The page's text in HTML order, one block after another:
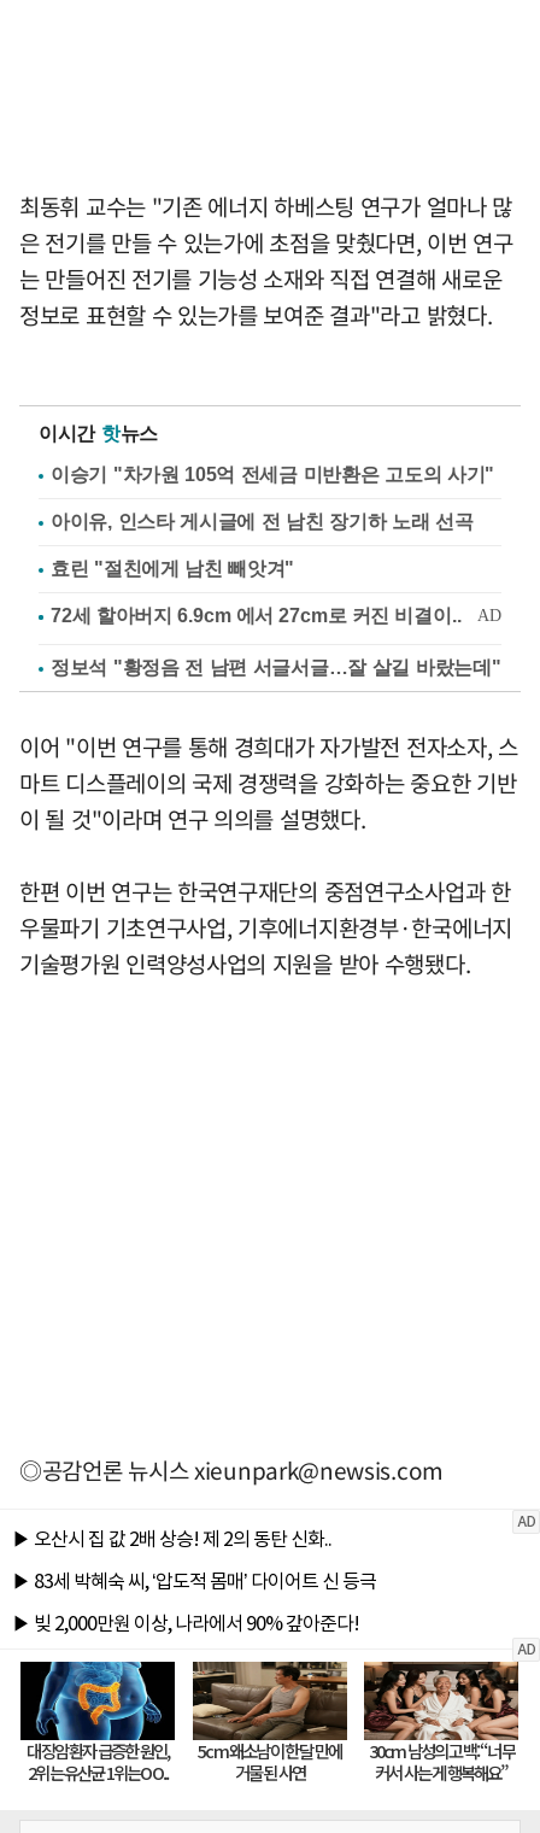
최동휘 교수는 "기존 에너지 하베스팅 연구가 얼마나 많
은 전기를 만들 수 있는가에 초점을 맞췄다면, 이번 연구
는 만들어진 전기를 기능성 소재와 직접 연결해 새로운
정보로 표현할 수 있는가를 보여준 결과"라고 밝혔다.
이시간 핫뉴스
이승기 "차가원 105억 전세금 미반환은 고도의 사기"
아이유, 인스타 게시글에 전 남친 장기하 노래 선곡
효린 "절친에게 남친 빼앗겨"
정보석 "황정음 전 남편 서글서글…잘 살길 바랐는데"
이어 "이번 연구를 통해 경희대가 자가발전 전자소자, 스
마트 디스플레이의 국제 경쟁력을 강화하는 중요한 기반
이 될 것"이라며 연구 의의를 설명했다.
한편 이번 연구는 한국연구재단의 중점연구소사업과 한
우물파기 기초연구사업, 기후에너지환경부·한국에너지
기술평가원 인력양성사업의 지원을 받아 수행됐다.
◎공감언론 뉴시스xieunpark@newsis.com